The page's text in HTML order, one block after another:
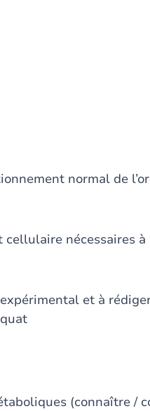
normal de
nécessaires
et à
(connaître /